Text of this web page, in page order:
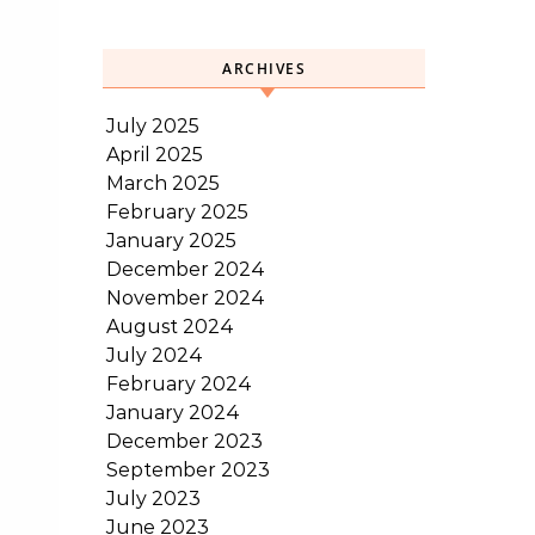
ARCHIVES
July 2025
April 2025
March 2025
February 2025
January 2025
December 2024
November 2024
August 2024
July 2024
February 2024
January 2024
December 2023
September 2023
July 2023
June 2023